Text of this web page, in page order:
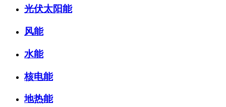
光伏太阳能
风能
水能
核电能
地热能